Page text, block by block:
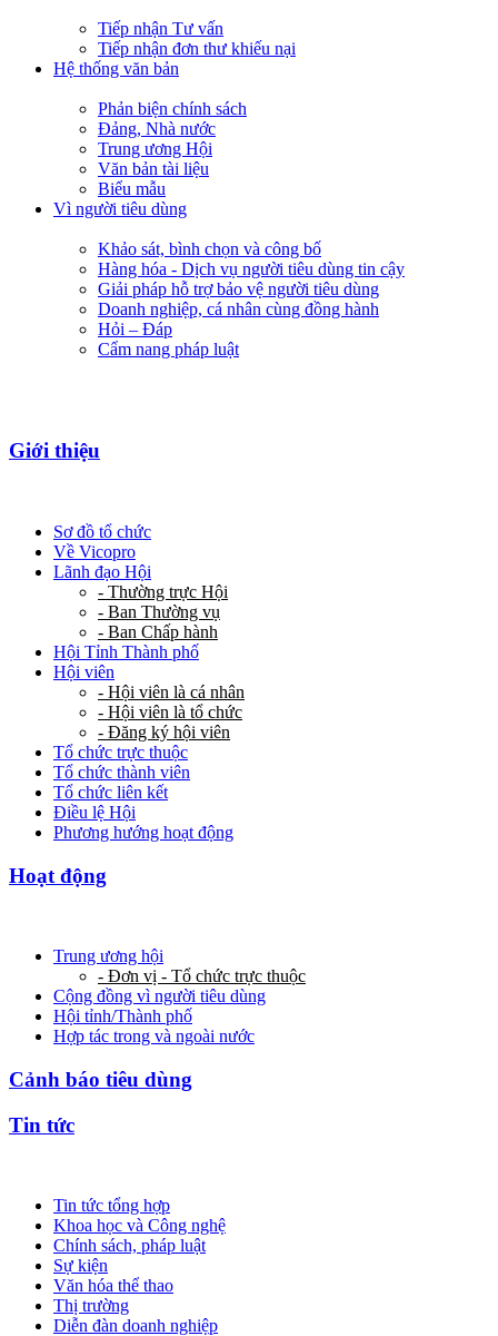
Tiếp nhận Tư vấn
Tiếp nhận đơn thư khiếu nại
Hệ thống văn bản
Phản biện chính sách
Đảng, Nhà nước
Trung ương Hội
Văn bản tài liệu
Biểu mẫu
Vì người tiêu dùng
Khảo sát, bình chọn và công bố
Hàng hóa - Dịch vụ người tiêu dùng tin cậy
Giải pháp hỗ trợ bảo vệ người tiêu dùng
Doanh nghiệp, cá nhân cùng đồng hành
Hỏi – Đáp
Cẩm nang pháp luật
Giới thiệu
Sơ đồ tổ chức
Về Vicopro
Lãnh đạo Hội
- Thường trực Hội
- Ban Thường vụ
- Ban Chấp hành
Hội Tỉnh Thành phố
Hội viên
- Hội viên là cá nhân
- Hội viên là tổ chức
- Đăng ký hội viên
Tổ chức trực thuộc
Tổ chức thành viên
Tổ chức liên kết
Điều lệ Hội
Phương hướng hoạt động
Hoạt động
Trung ương hội
- Đơn vị - Tổ chức trực thuộc
Cộng đồng vì người tiêu dùng
Hội tỉnh/Thành phố
Hợp tác trong và ngoài nước
Cảnh báo tiêu dùng
Tin tức
Tin tức tổng hợp
Khoa học và Công nghệ
Chính sách, pháp luật
Sự kiện
Văn hóa thể thao
Thị trường
Diễn đàn doanh nghiệp